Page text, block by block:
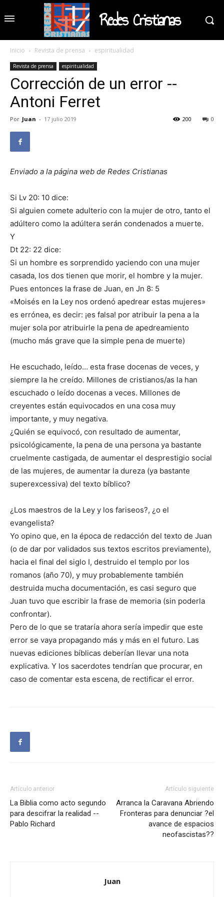
Redes Cristianas
Inicio Revista de prensa espiritualidad
Revista de prensa espiritualidad
Corrección de un error --
Antoni Ferret
Por Juan - 17 julio 2019 0
200
Enviado a la página web de Redes Cristianas
Si Lv 20: 10 dice:
Si alguien comete adulterio con la mujer de otro, tanto el
adúltero como la adúltera serán condenados a muerte.
Y
Dt 22: 22 dice:
Si un hombre es sorprendido yaciendo con una mujer
casada, los dos tienen que morir, el hombre y la mujer.
Pues entonces la frase de Juan, en Jn 8: 5
«Moisés en la Ley nos ordenó apedrear estas mujeres»
es errónea, es decir: ¡es falsa! por atribuir la pena a la
mujer sola por atribuirle la pena de apedreamiento
(mucho más grave que la simple pena de muerte)
He escuchado, leído… esta frase docenas de veces, y
siempre la he creído. Millones de cristianos/as la han
escuchado o leído docenas a veces. Millones de
creyentes están equivocados en una cosa muy
importante, y muy negativa.
¿Quién se equivocó, con resultado de aumentar,
psicológicamente, la pena de una persona ya bastante
cruelmente castigada, de aumentar el desprestigio social
de las mujeres, de aumentar la dureza (ya bastante
superexcessiva) del texto bíblico?
¿Los maestros de la Ley y los fariseos?, ¿o el
evangelista?
Yo opino que, en la época de redacción del texto de Juan
(o de dar por validados sus textos escritos previamente),
hacia el final del siglo I, destruido el templo por los
romanos (año 70), y muy probablemente también
destruida mucha documentación, es casi seguro que
Juan tuvo que escribir la frase de memoria (sin poderla
confrontar).
Pero de lo que se trataría ahora sería impedir que este
error se vaya propagando más y más en el futuro. Las
nuevas ediciones bíblicas deberían llevar una nota
explicativa. Y los sacerdotes tendrían que procurar, en
caso de comentar esta escena, de rectificar el error.
Artículo anterior
La Biblia como acto segundo
para descifrar la realidad --
Pablo Richard
Artículo siguiente
Arranca la Caravana Abriendo
Fronteras para denunciar ?el
avance de espacios
neofascistas??
Juan